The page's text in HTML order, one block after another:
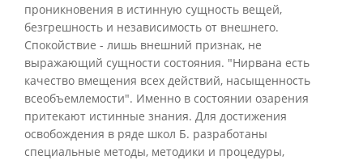
проникновения в истинную сущность вещей,
безгрешность и независимость от внешнего.
Спокойствие - лишь внешний признак, не
выражающий сущности состояния. "Нирвана есть
качество вмещения всех действий, насыщенность
всеобъемлемости". Именно в состоянии озарения
притекают истинные знания. Для достижения
освобождения в ряде школ Б. разработаны
специальные методы, методики и процедуры,